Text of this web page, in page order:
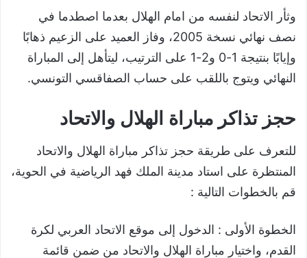
وثأر الاتحاد لنفسه من امام الهلال بعدما اصطدما في
نصف نهائي نسخة 2005، وفاز العميد على الزعيم ذهابًا
وإيابًا بنتيجة 1-0 و2-1 على الترتيب، ليتأهل إلى المباراة
النهائي ويتوج باللقب على حساب الصفاقسي التونسي.
حجز تذاكر مباراة الهلال والاتحاد
للتعرف على طريقة حجز تذاكر مباراة الهلال والاتحاد
المنتظرة على استاد مدينة الملك فهد الرياضية في الحوية،
قم بالخطوات التالية :
الخطوة الأولى : الدخول إلى موقع الاتحاد العربي لكرة
القدم، واختيار مباراة الهلال والاتحاد من ضمن قائمة